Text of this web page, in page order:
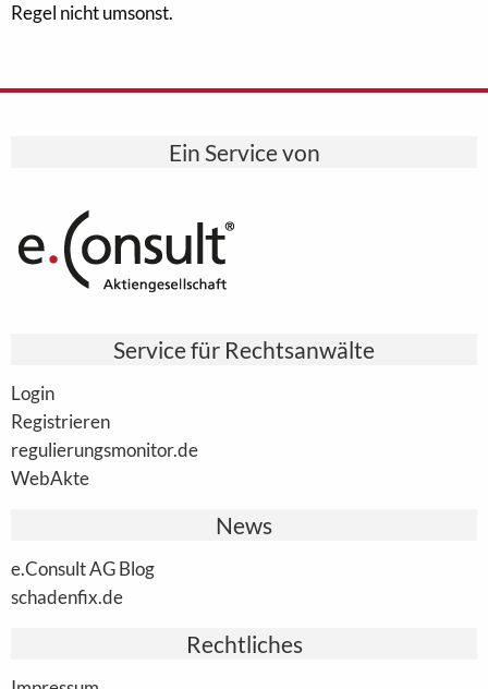
Regel nicht umsonst.
Ein Service von
Service für Rechtsanwälte
Login
Registrieren
regulierungsmonitor.de
WebAkte
News
e.Consult AG Blog
schadenfix.de
Rechtliches